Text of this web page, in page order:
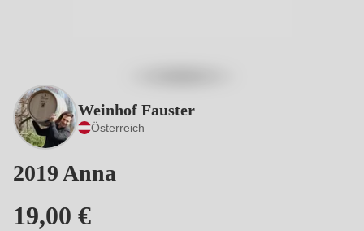
Weinhof Fauster
Österreich
2019 Anna
19,00 €